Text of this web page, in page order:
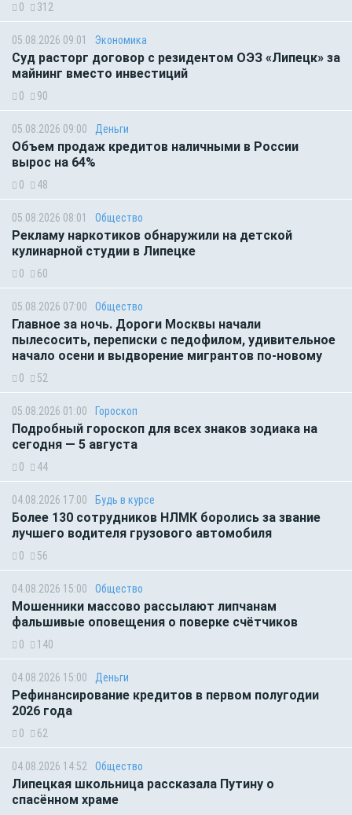
0 312
05.08.2026 09:01 Экономика
Суд расторг договор с резидентом ОЭЗ «Липецк» за
майнинг вместо инвестиций
0 90
05.08.2026 09:00 Деньги
Объем продаж кредитов наличными в России
вырос на 64%
0 48
05.08.2026 08:01 Общество
Рекламу наркотиков обнаружили на детской
кулинарной студии в Липецке
0 60
05.08.2026 07:00 Общество
Главное за ночь. Дороги Москвы начали
пылесосить, переписки с педофилом, удивительное
начало осени и выдворение мигрантов по-новому
0 52
05.08.2026 01:00 Гороскоп
Подробный гороскоп для всех знаков зодиака на
сегодня — 5 августа
0 44
04.08.2026 17:00 Будь в курсе
Более 130 сотрудников НЛМК боролись за звание
лучшего водителя грузового автомобиля
0 56
04.08.2026 15:00 Общество
Мошенники массово рассылают липчанам
фальшивые оповещения о поверке счётчиков
0 140
04.08.2026 15:00 Деньги
Рефинансирование кредитов в первом полугодии
2026 года
0 62
04.08.2026 14:52 Общество
Липецкая школьница рассказала Путину о
спасённом храме